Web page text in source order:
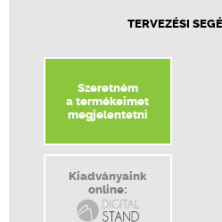
TERVEZÉSI
Szeretném
a termékeimet
megjelentetni
Kiadványaink
online: